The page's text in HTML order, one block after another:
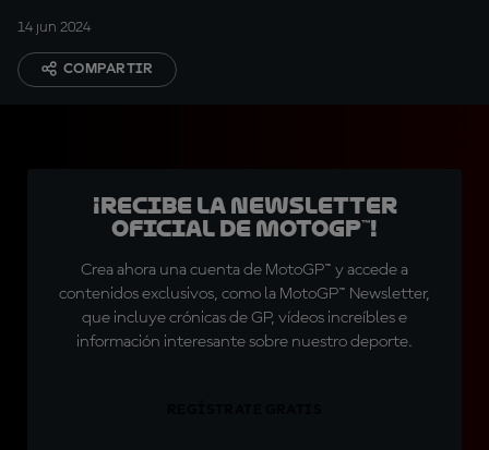
14 jun 2024
COMPARTIR
¡Recibe la Newsletter
oficial de MotoGP™!
Crea ahora una cuenta de MotoGP™ y accede a
contenidos exclusivos, como la MotoGP™ Newsletter,
que incluye crónicas de GP, vídeos increíbles e
información interesante sobre nuestro deporte.